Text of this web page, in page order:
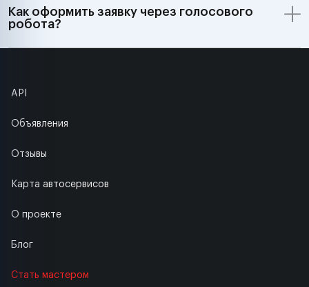
Как оформить заявку через голосового
робота?
API
Объявления
Отзывы
Карта автосервисов
О проекте
Блог
Стать мастером